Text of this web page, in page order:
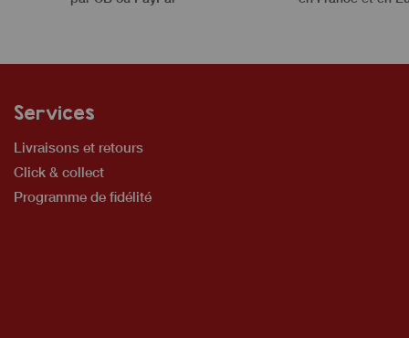
Services
Livraisons et retours
Click & collect
Programme de fidélité